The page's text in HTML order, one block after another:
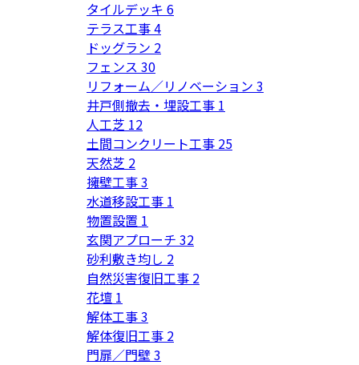
タイルデッキ 6
テラス工事4
ドッグラン 2
フェンス 30
リフォーム／リノベーション 3
井戸側撤去・埋設工事 1
人工芝 12
土間コンクリート工事 25
天然芝 2
擁壁工事3
水道移設工事 1
物置設置 1
玄関アプローチ 32
砂利敷き均し 2
自然災害復旧工事 2
花壇 1
解体工事3
解体復旧工事 2
門扉／門壁3